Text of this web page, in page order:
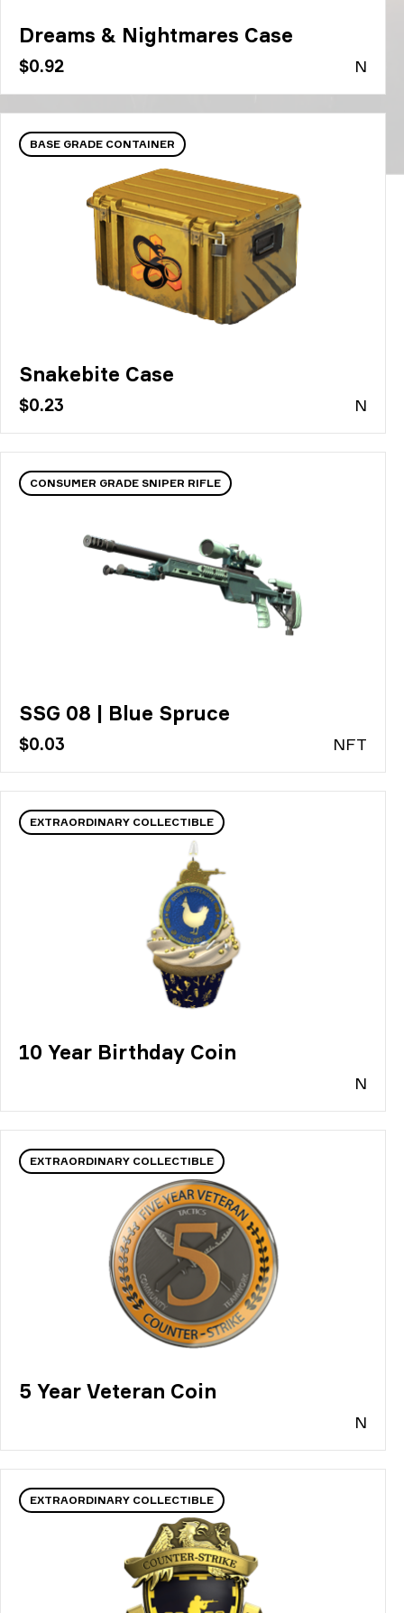
Dreams & Nightmares Case
$0.92 N
BASE GRADE CONTAINER
Snakebite Case
$0.23 N
CONSUMER GRADE SNIPER RIFLE
SSG 08 | Blue Spruce
$0.03 NFT
EXTRAORDINARY COLLECTIBLE
10 Year Birthday Coin
N
EXTRAORDINARY COLLECTIBLE
5 Year Veteran Coin
N
EXTRAORDINARY COLLECTIBLE